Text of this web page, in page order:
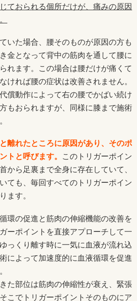
ておられる個所だけが、痛みの原因
いた場合、腰そのものが原因の方も
金となって背中の筋肉を通して腰に
れます。この場合は腰だけが痛くて
ければ腰の症状は改善されません。
償動作によって右の腰でかばい続け
もおられますが、同様に膝まで施術
離れたところに原因があり、そのポ
トと呼びます。
このトリガーポイン
から足裏まで全身に存在していて、
ても、毎回すべてのトリガーポイン
ます。
環の促進と筋肉の伸縮機能の改善を
ーポイントを直接アプローチして一
っくり離す時に一気に血液が流れ込
によって加速度的に血液循環を促進
た部位は筋肉の伸縮性が衰え、緊張
こでトリガーポイントそのものにア